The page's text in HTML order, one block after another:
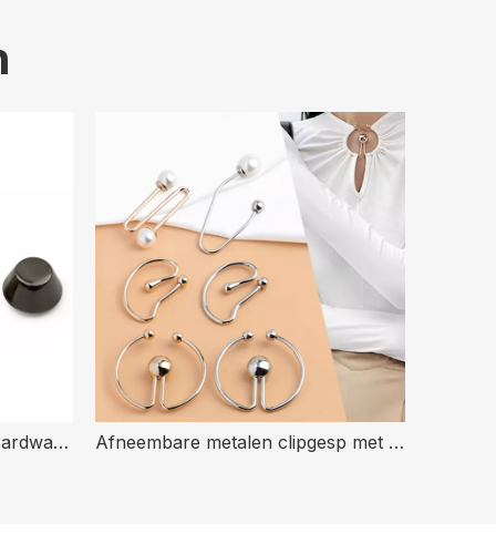
Op voorraad Tas Handtas Hardware Accessoires Decoratieve emmervorm 10 mm metalen stud klinknagel met schroefsluiting Afneembare metalen clipgesp met onregelmatige vorm voor badkleding, zwemkleding, kledingsjaal